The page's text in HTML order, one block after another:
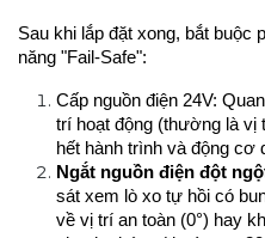
Sau khi lắp đặt xong, bắt buộc
năng "Fail-Safe":
Cấp nguồn điện 24V:
trí hoạt động (thường là
hết hành trình và động cơ
Ngắt nguồn điện đột
sát xem lò xo tự hồi có
về vị trí an toàn (0°) hay